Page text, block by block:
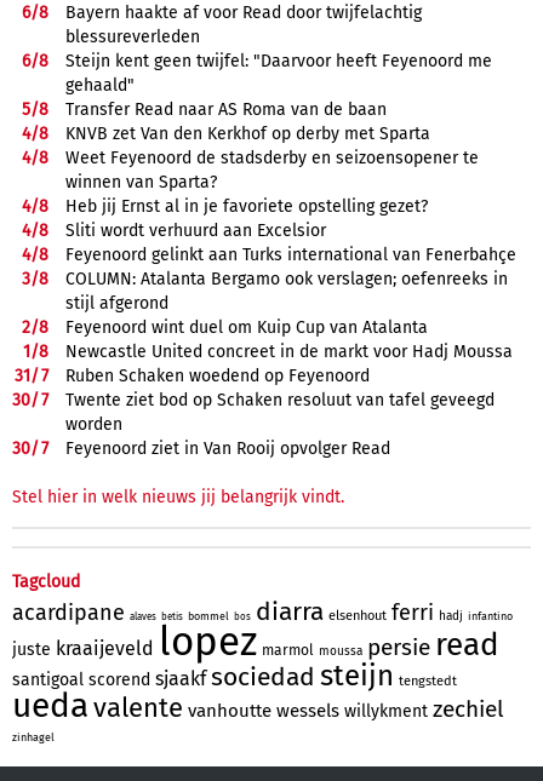
6/8
Bayern haakte af voor Read door twijfelachtig
blessureverleden
6/8
Steijn kent geen twijfel: "Daarvoor heeft Feyenoord me
gehaald"
5/8
Transfer Read naar AS Roma van de baan
4/8
KNVB zet Van den Kerkhof op derby met Sparta
4/8
Weet Feyenoord de stadsderby en seizoensopener te
winnen van Sparta?
4/8
Heb jij Ernst al in je favoriete opstelling gezet?
4/8
Sliti wordt verhuurd aan Excelsior
4/8
Feyenoord gelinkt aan Turks international van Fenerbahçe
3/8
COLUMN: Atalanta Bergamo ook verslagen; oefenreeks in
stijl afgerond
2/8
Feyenoord wint duel om Kuip Cup van Atalanta
1/8
Newcastle United concreet in de markt voor Hadj Moussa
31/7
Ruben Schaken woedend op Feyenoord
30/7
Twente ziet bod op Schaken resoluut van tafel geveegd
worden
30/7 Feyenoord ziet in Van Rooij opvolger Read
Stel hier in welk nieuws jij belangrijk vindt.
Tagcloud
acardipane alaves betis bommel bos diarra elsenhout ferri hadj infantino
juste kraaijeveld lopez marmol moussa persie read
santigoal scorend sjaakf sociedad steijn tengstedt
uedavalente vanhoutte wessels willykment zechiel
zinhagel